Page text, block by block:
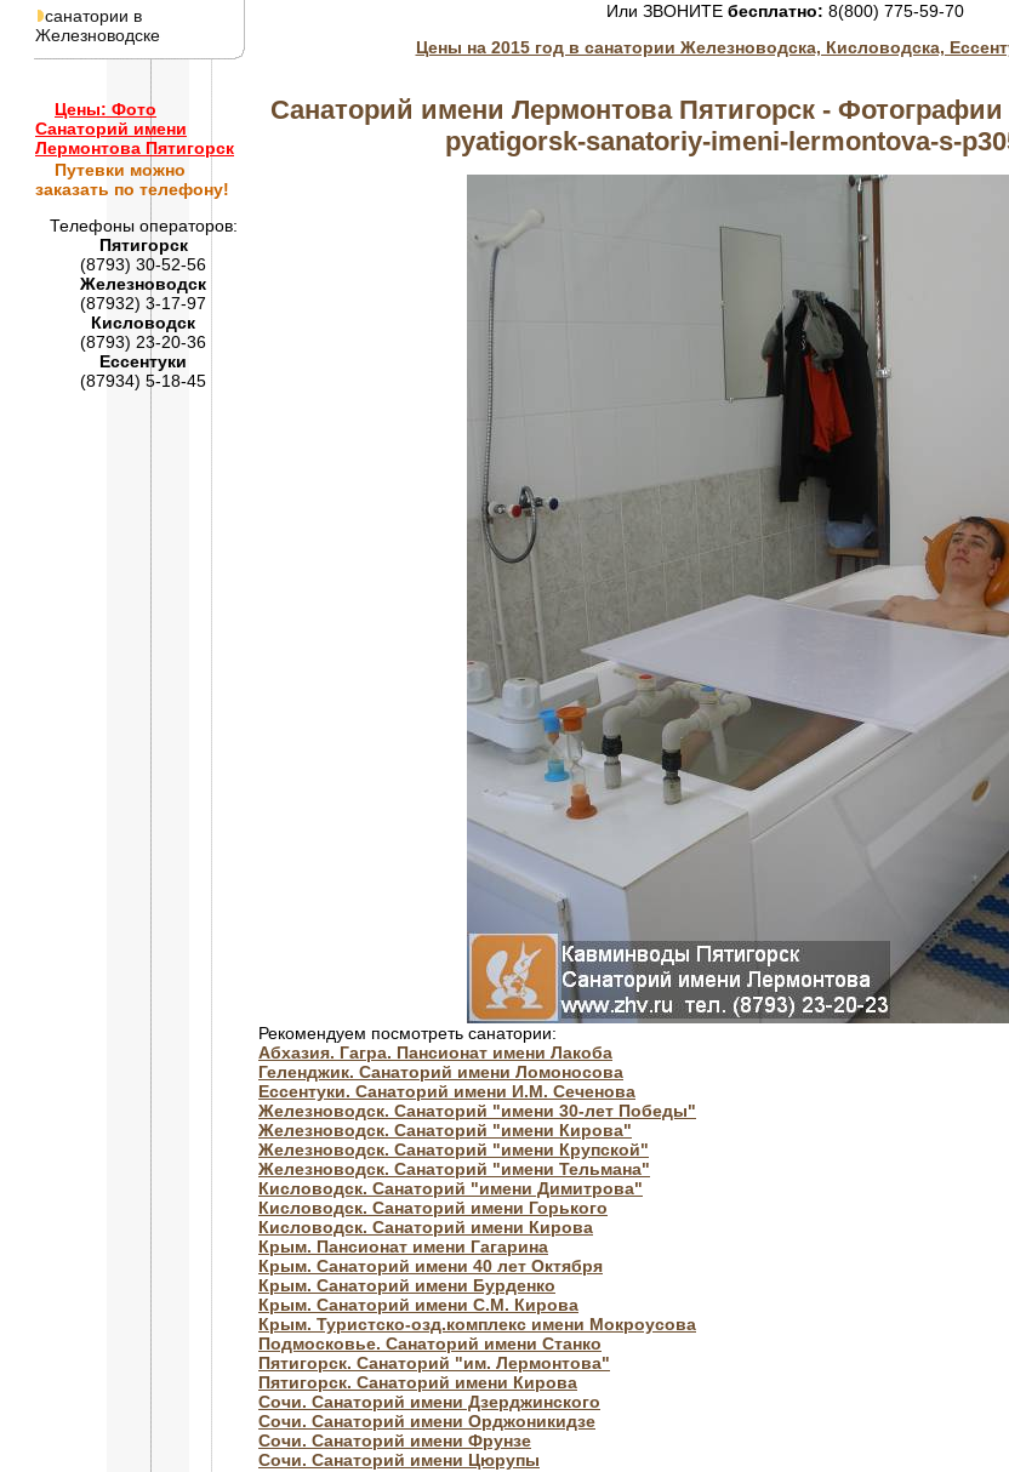
санатории в
Железноводске
Цены: Фото
Санаторий имени
Лермонтова Пятигорск
Путевки можно
заказать по телефону!
Телефоны операторов:
Пятигорск
(8793) 30-52-56
Железноводск
(87932) 3-17-97
Кисловодск
(8793) 23-20-36
Ессентуки
(87934) 5-18-45
Или ЗВОНИТЕ бесплатно: 8(800) 775-59-70
Цены на 2015 год в санатории Железноводска, Кисловодска,
Санаторий имени Лермонтова Пятигорск - Фотографии
pyatigorsk-sanatoriy-imeni-lermontova-s-
Рекомендуем посмотреть санатории:
Абхазия. Гагра. Пансионат имени Лакоба
Геленджик. Санаторий имени Ломоносова
Ессентуки. Санаторий имени И.М. Сеченова
Железноводск. Санаторий "имени 30-лет Победы"
Железноводск. Санаторий "имени Кирова"
Железноводск. Санаторий "имени Крупской"
Железноводск. Санаторий "имени Тельмана"
Кисловодск. Санаторий "имени Димитрова"
Кисловодск. Санаторий имени Горького
Кисловодск. Санаторий имени Кирова
Крым. Пансионат имени Гагарина
Крым. Санаторий имени 40 лет Октября
Крым. Санаторий имени Бурденко
Крым. Санаторий имени С.М. Кирова
Крым. Туристско-озд.комплекс имени Мокроусова
Подмосковье. Санаторий имени Станко
Пятигорск. Санаторий "им. Лермонтова"
Пятигорск. Санаторий имени Кирова
Сочи. Санаторий имени Дзерджинского
Сочи. Санаторий имени Орджоникидзе
Сочи. Санаторий имени Фрунзе
Сочи. Санаторий имени Цюрупы